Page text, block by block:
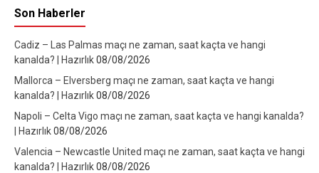
Son Haberler
Cadiz – Las Palmas maçı ne zaman, saat kaçta ve hangi
kanalda? | Hazırlık08/08/2026
Mallorca – Elversberg maçı ne zaman, saat kaçta ve hangi
kanalda? | Hazırlık08/08/2026
Napoli – Celta Vigo maçı ne zaman, saat kaçta ve hangi kanalda?
| Hazırlık08/08/2026
Valencia – Newcastle United maçı ne zaman, saat kaçta ve hangi
kanalda? | Hazırlık08/08/2026